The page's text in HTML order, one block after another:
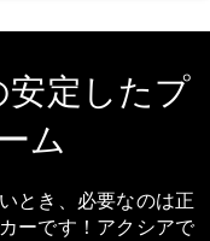
定したプ
ム
とき、必要なのは正
ーです！アクシアで